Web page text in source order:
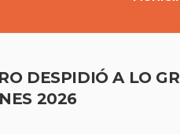
DESPIDIÓ A LO
2026